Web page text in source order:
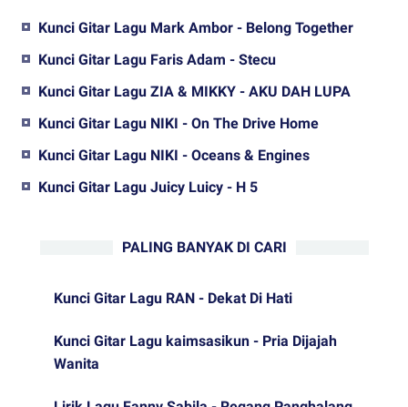
Kunci Gitar Lagu Mark Ambor - Belong Together
Kunci Gitar Lagu Faris Adam - Stecu
Kunci Gitar Lagu ZIA & MIKKY - AKU DAH LUPA
Kunci Gitar Lagu NIKI - On The Drive Home
Kunci Gitar Lagu NIKI - Oceans & Engines
Kunci Gitar Lagu Juicy Luicy - H 5
PALING BANYAK DI CARI
Kunci Gitar Lagu RAN - Dekat Di Hati
Kunci Gitar Lagu kaimsasikun - Pria Dijajah
Wanita